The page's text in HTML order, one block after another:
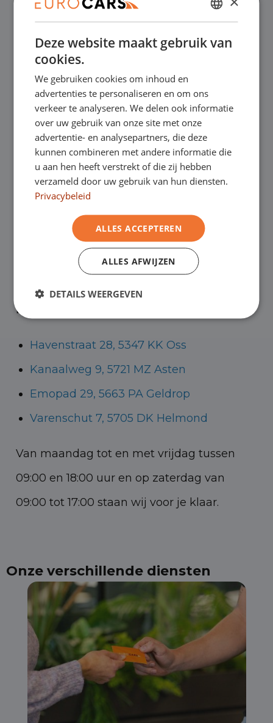
Financial lease – Soepele acceptatie
Gratis thuisbezorgd bij online aankoop
Onze showrooms
Je bent van harte welkom in een van onze
showrooms om de occasions te bekijken –
en natuurlijk voor een lekkere kop koffie!
kunt in Asten terecht voor onze
bedrijfswagens en in Oss, Geldrop en
bedrijfswagens.
Havenstraat 28, 5347 KK Oss
Kanaalweg 9, 5721 MZ Asten
Emopad 29, 5663 PA Geldrop
Varenschut 7, 5705 DK Helmond
Van maandag tot en met vrijdag tussen
09:00 en 18:00 uur en op zaterdag van
09:00 tot 17:00 staan wij voor je klaar.
Onze verschillende diensten
DUTCH
ENGLISH
Deze website maakt gebruik van
cookies.
We gebruiken cookies om inhoud en
advertenties te personaliseren en om ons
verkeer te analyseren. We delen ook informatie
over uw gebruik van onze site met onze
advertentie- en analysepartners, die deze
kunnen combineren met andere informatie die
u aan hen heeft verstrekt of die zij hebben
verzameld door uw gebruik van hun diensten.
Privacybeleid
ALLES ACCEPTEREN
ALLES AFWIJZEN
DETAILS WEERGEVEN